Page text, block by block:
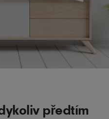
předtím